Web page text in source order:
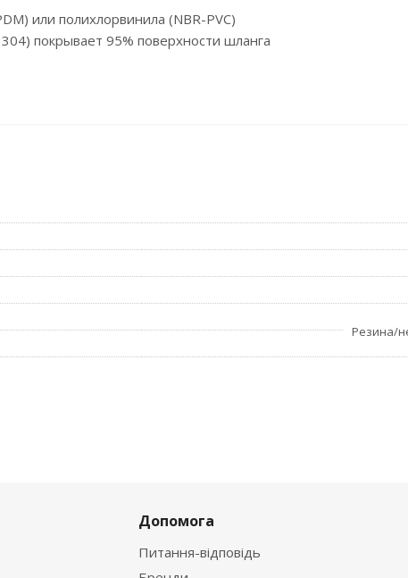
или полихлорвинила (NBR-PVC)
покрывает 95% поверхности шланга
в сборе с резиновыми прокладками
Резина/
Допомога
Питання-відповідь